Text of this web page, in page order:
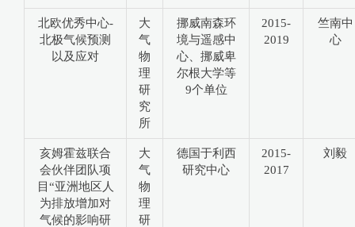
北欧优秀中心-
北极气候预测
以及应对
大
气
物
理
研
究
所
挪威南森环
境与遥感中
心、挪威卑
尔根大学等
9个单位
2015-
2019
竺南中
心
亥姆霍兹联合
会伙伴团队项
目“亚洲地区人
为排放增加对
气候的影响研
大
气
物
理
研
德国于利西
研究中心
2015-
2017
刘毅